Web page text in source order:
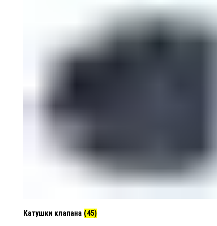
Катушки клапана (45)